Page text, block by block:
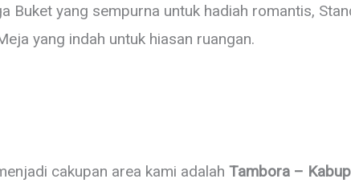
Buket yang sempurna untuk hadiah romantis,
yang indah untuk hiasan ruangan.
cakupan area kami adalah Tambora –